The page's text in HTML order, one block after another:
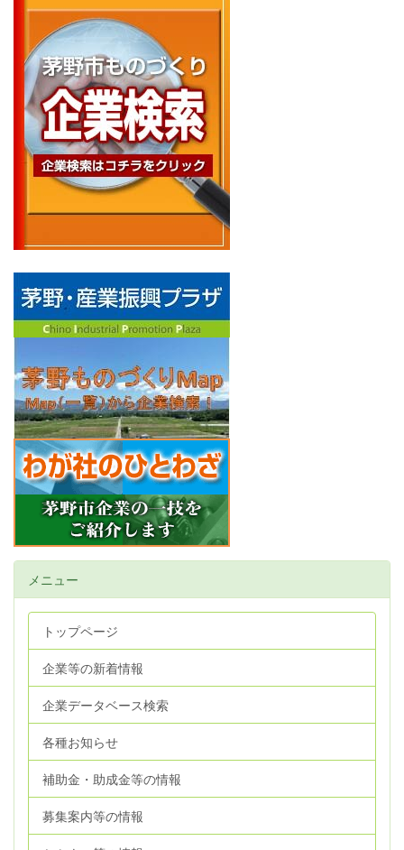
メニュー
トップページ
企業等の新着情報
企業データベース検索
各種お知らせ
補助金・助成金等の情報
募集案内等の情報